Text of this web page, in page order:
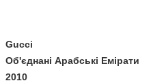
Gucci
Об'єднані Арабські Емірати
2010